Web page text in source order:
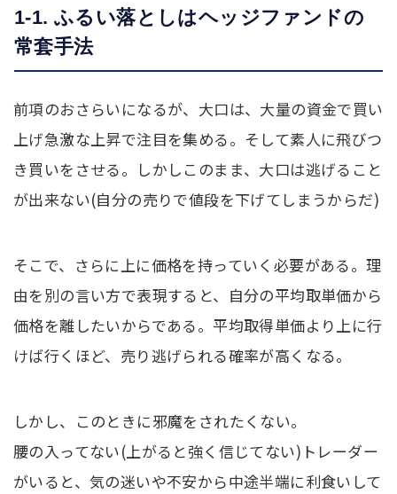
1-1. ふるい落としはヘッジファンドの
常套手法
前項のおさらいになるが、大口は、大量の資金で買い
上げ急激な上昇で注目を集める。そして素人に飛びつ
き買いをさせる。しかしこのまま、大口は逃げること
が出来ない(自分の売りで値段を下げてしまうからだ)
そこで、さらに上に価格を持っていく必要がある。理
由を別の言い方で表現すると、自分の平均取単価から
価格を離したいからである。平均取得単価より上に行
けば行くほど、売り逃げられる確率が高くなる。
しかし、このときに邪魔をされたくない。
腰の入ってない(上がると強く信じてない)トレーダー
がいると、気の迷いや不安から中途半端に利食いして